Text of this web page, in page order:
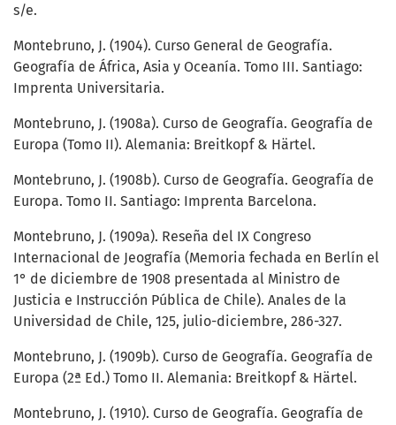
s/e.
Montebruno, J. (1904). Curso General de Geografía.
Geografía de África, Asia y Oceanía. Tomo III. Santiago:
Imprenta Universitaria.
Montebruno, J. (1908a). Curso de Geografía. Geografía de
Europa (Tomo II). Alemania: Breitkopf & Härtel.
Montebruno, J. (1908b). Curso de Geografía. Geografía de
Europa. Tomo II. Santiago: Imprenta Barcelona.
Montebruno, J. (1909a). Reseña del IX Congreso
Internacional de Jeografía (Memoria fechada en Berlín el
1° de diciembre de 1908 presentada al Ministro de
Justicia e Instrucción Pública de Chile). Anales de la
Universidad de Chile, 125, julio-diciembre, 286-327.
Montebruno, J. (1909b). Curso de Geografía. Geografía de
Europa (2ª Ed.) Tomo II. Alemania: Breitkopf & Härtel.
Montebruno, J. (1910). Curso de Geografía. Geografía de